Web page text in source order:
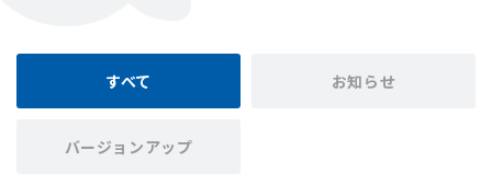
すべて お知らせ
バージョンアップ